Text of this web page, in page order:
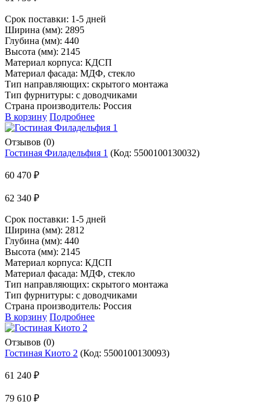
Срок поставки: 1-5 дней
Ширина (мм): 2895
Глубина (мм): 440
Высота (мм): 2145
Материал корпуса: КДСП
Материал фасада: МДФ, стекло
Тип направляющих: скрытого монтажа
Тип фурнитуры: с доводчиками
Страна производитель: Россия
В корзину Подробнее
Отзывов (0)
Гостиная Филадельфия 1 (Код: 5500100130032)
60 470 ₽
62 340 ₽
Срок поставки: 1-5 дней
Ширина (мм): 2812
Глубина (мм): 440
Высота (мм): 2145
Материал корпуса: КДСП
Материал фасада: МДФ, стекло
Тип направляющих: скрытого монтажа
Тип фурнитуры: с доводчиками
Страна производитель: Россия
В корзину Подробнее
Отзывов (0)
Гостиная Киото 2 (Код: 5500100130093)
61 240 ₽
79 610 ₽